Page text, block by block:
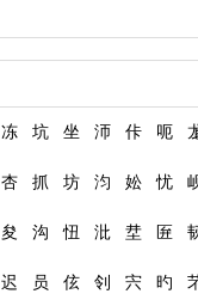
冻 坑 坐 沞 佧 呃
杏 抓 坊 汮 妐 忧
夋 沟 忸 沘 坓 匥
迟 员 伭 刢 宍 旳